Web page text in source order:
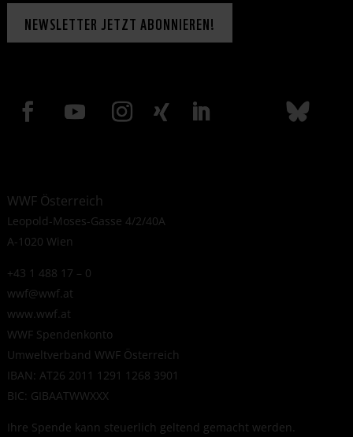
NEWSLETTER JETZT ABONNIEREN!
WWF Österreich
Leopold-Moses-Gasse 4/2/40A
A-1020 Wien
+43 1 488 17 – 0
wwf@wwf.at
www.wwf.at
WWF Spendenkonto
Umweltverband WWF Österreich
IBAN: AT26 2011 1291 1268 3901
BIC: GIBAATWWXXX
Ihre Spende kann steuerlich geltend gemacht werden.